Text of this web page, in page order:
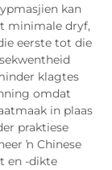
kan
minimale dryf,
eerste tot die
klagtes
omdat
in plaas
praktiese
ŉ Chinese
en -dikte